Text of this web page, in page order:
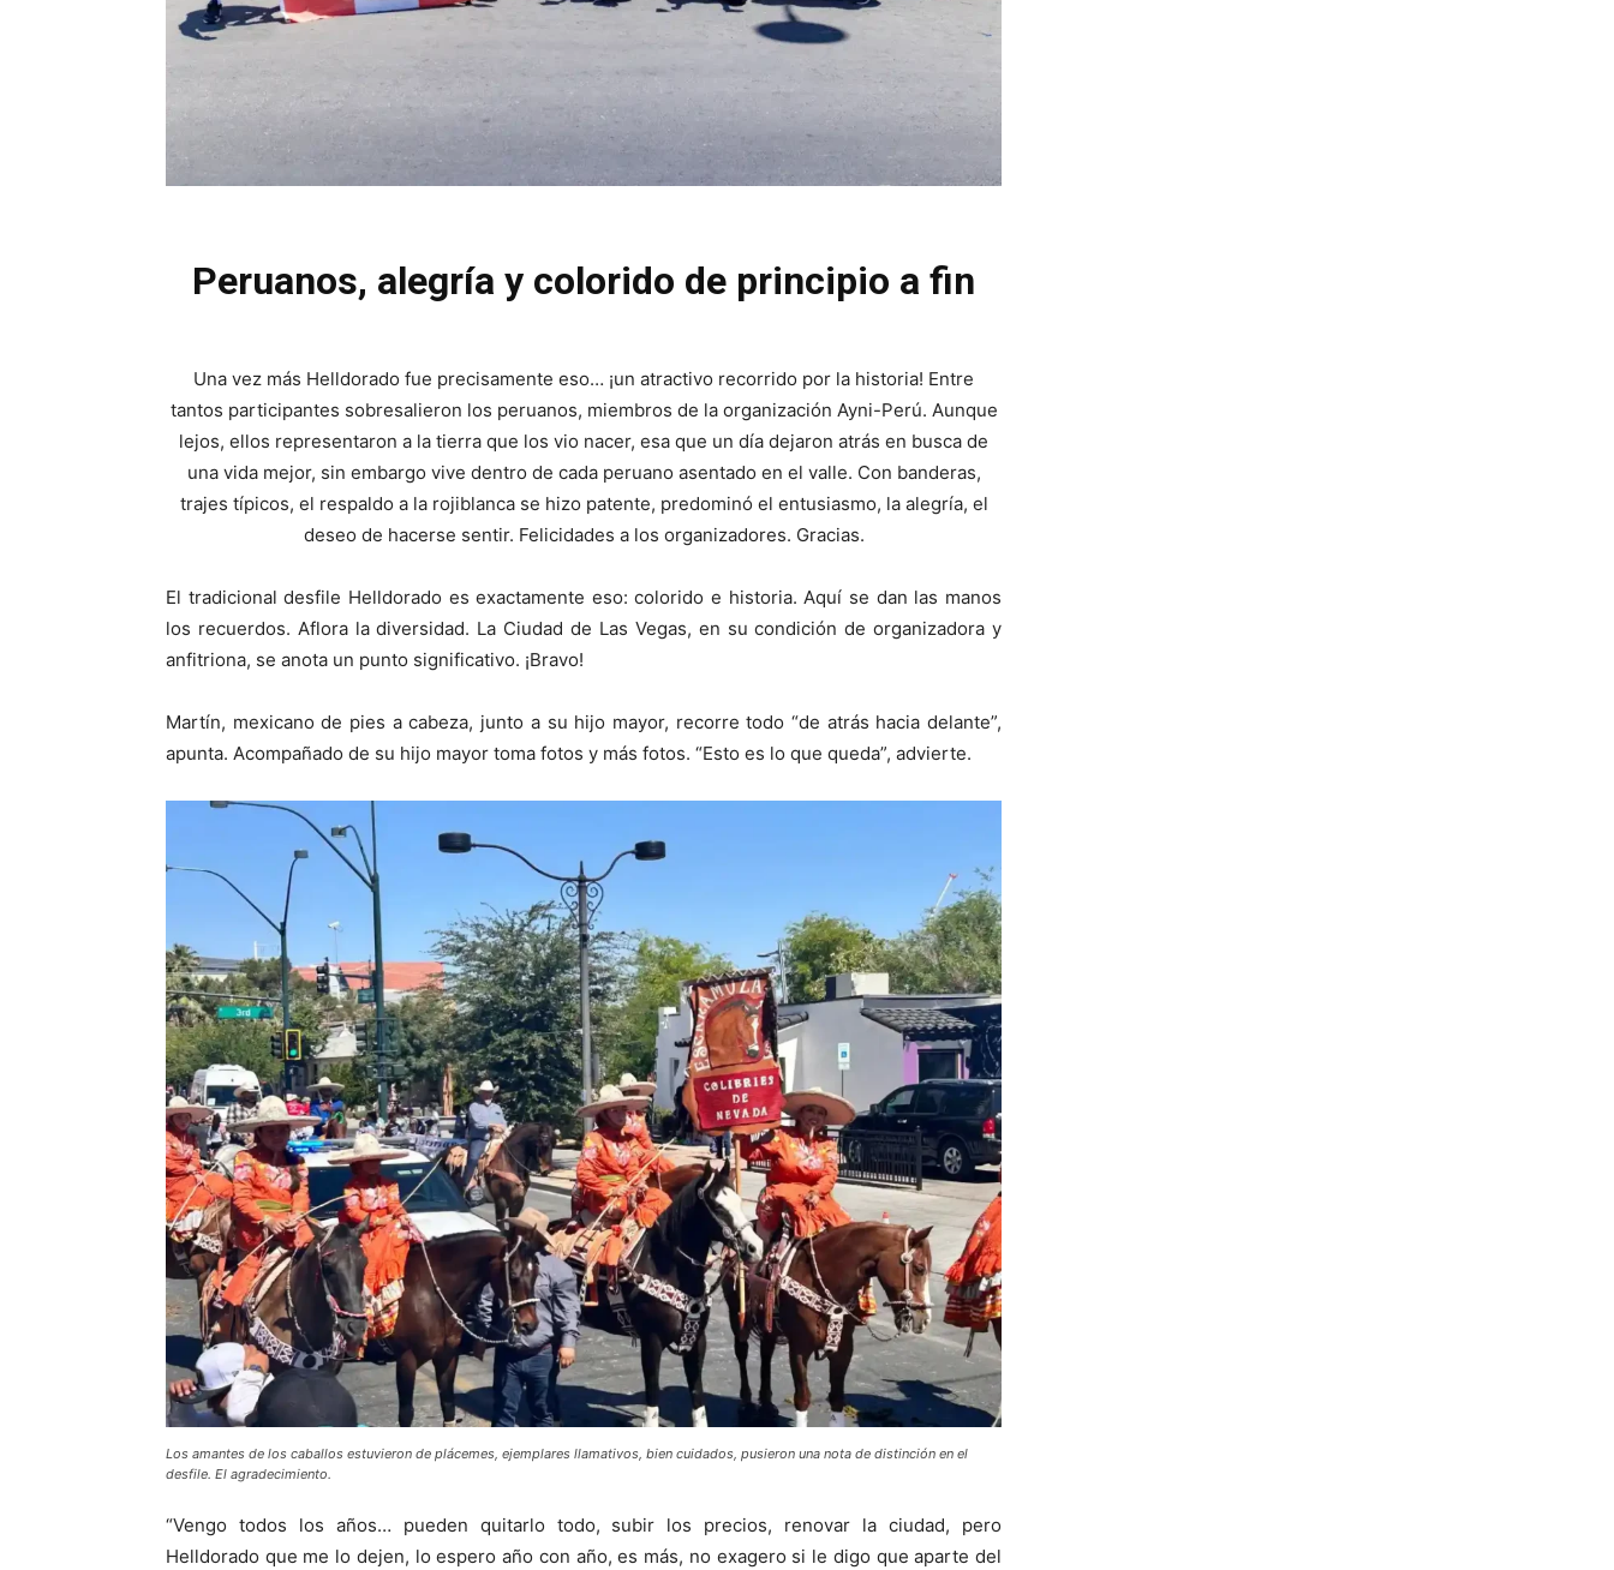
Peruanos, alegría y colorido de principio a fin
Una vez más Helldorado fue precisamente eso… ¡un atractivo recorrido por la historia! Entre
tantos participantes sobresalieron los peruanos, miembros de la organización Ayni-Perú. Aunque
lejos, ellos representaron a la tierra que los vio nacer, esa que un día dejaron atrás en busca de
una vida mejor, sin embargo vive dentro de cada peruano asentado en el valle. Con banderas,
trajes típicos, el respaldo a la rojiblanca se hizo patente, predominó el entusiasmo, la alegría, el
deseo de hacerse sentir. Felicidades a los organizadores. Gracias.
El tradicional desfile Helldorado es exactamente eso: colorido e historia. Aquí se dan las manos
los recuerdos. Aflora la diversidad. La Ciudad de Las Vegas, en su condición de organizadora y
anfitriona, se anota un punto significativo. ¡Bravo!
Martín, mexicano de pies a cabeza, junto a su hijo mayor, recorre todo “de atrás hacia delante”,
apunta. Acompañado de su hijo mayor toma fotos y más fotos. “Esto es lo que queda”, advierte.
Los amantes de los caballos estuvieron de plácemes, ejemplares llamativos, bien cuidados, pusieron una nota de distinción en el
desfile. El agradecimiento.
“Vengo todos los años… pueden quitarlo todo, subir los precios, renovar la ciudad, pero
Helldorado que me lo dejen, lo espero año con año, es más, no exagero si le digo que aparte del